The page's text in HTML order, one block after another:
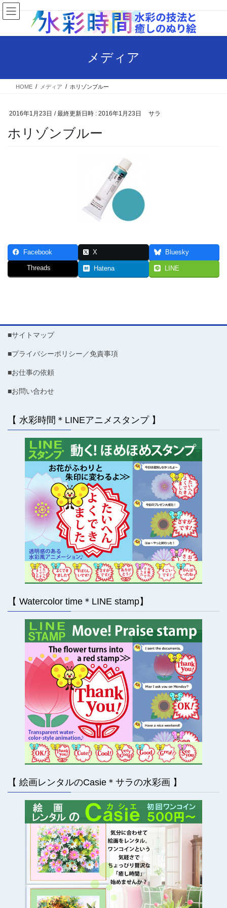
コ
ン
ン
キ
ナ
ビ
ー
に
メディア
HOME メディア ホリゾンブルー
2016年1月23日 / 最終更新日時 : 2016年1月23日 サラ
ホリゾンブルー
Facebook X Bluesky
Threads Hatena LINE
■サイトマップ
■プライバシーポリシー／免責事項
■お仕事の依頼
■お問い合わせ
【 水彩時間＊LINEアニメスタンプ 】
【 Watercolor time＊LINE stamp】
【 絵画レンタルのCasie＊サラの水彩画 】